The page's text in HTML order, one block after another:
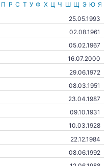
П Р С Т У Ф Х Ц Ч Ш Щ Э Ю Я
25.05.1993
02.08.1961
05.02.1967
16.07.2000
29.06.1972
08.03.1951
23.04.1987
09.10.1931
10.03.1928
22.12.1984
08.06.1992